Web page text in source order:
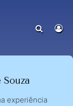
experiência